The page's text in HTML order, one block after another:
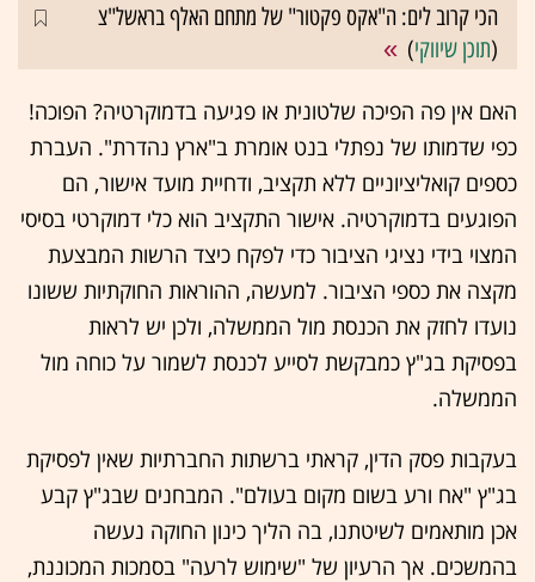
הכי קרוב לים: ה"אקס פקטור" של מתחם האלף בראשל"צ
(תוכן שיווקי)
האם אין פה הפיכה שלטונית או פגיעה בדמוקרטיה? הפוכה!
כפי שדמותו של נפתלי בנט אומרת ב"ארץ נהדרת". העברת
כספים קואליציוניים ללא תקציב, ודחיית מועד אישור, הם
הפוגעים בדמוקרטיה. אישור התקציב הוא כלי דמוקרטי בסיסי
המצוי בידי נציגי הציבור כדי לפקח כיצד הרשות המבצעת
מקצה את כספי הציבור. למעשה, ההוראות החוקתיות ששונו
נועדו לחזק את הכנסת מול הממשלה, ולכן יש לראות
בפסיקת בג"ץ כמבקשת לסייע לכנסת לשמור על כוחה מול
הממשלה.
בעקבות פסק הדין, קראתי ברשתות החברתיות שאין לפסיקת
בג"ץ "אח ורע בשום מקום בעולם". המבחנים שבג"ץ קבע
אכן מותאמים לשיטתנו, בה הליך כינון החוקה נעשה
בהמשכים. אך הרעיון של "שימוש לרעה" בסמכות המכוננת,